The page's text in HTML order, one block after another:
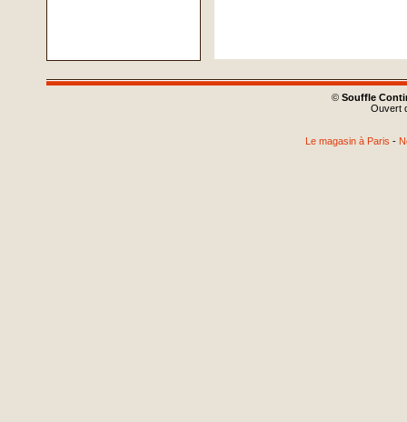
© Souffle
Ouvert
Le magasin à Paris -